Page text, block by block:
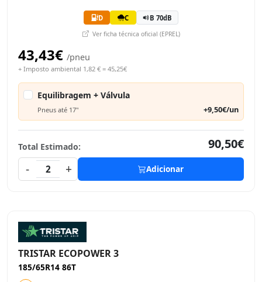
D C B 70dB
Ver ficha técnica oficial (EPREL)
43,43€ /pneu
+ Imposto ambiental 1,82 € = 45,25€
Equilibragem + Válvula
Pneus até 17" +9,50€/un
Total Estimado:
90,50€
-
2 + Adicionar
TRISTAR ECOPOWER 3
185/65R14 86T